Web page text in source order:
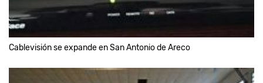
Cablevisión se expande en San Antonio de Areco